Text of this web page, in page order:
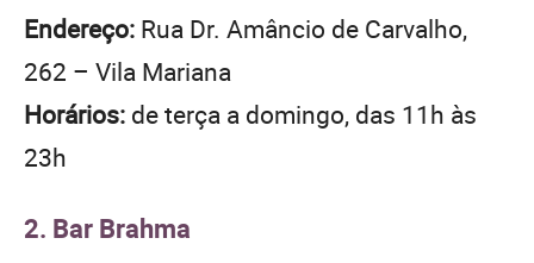
Endereço: Rua Dr. Amâncio de Carvalho,
262 – Vila Mariana
Horários: de terça a domingo, das 11h às
23h
2. Bar Brahma